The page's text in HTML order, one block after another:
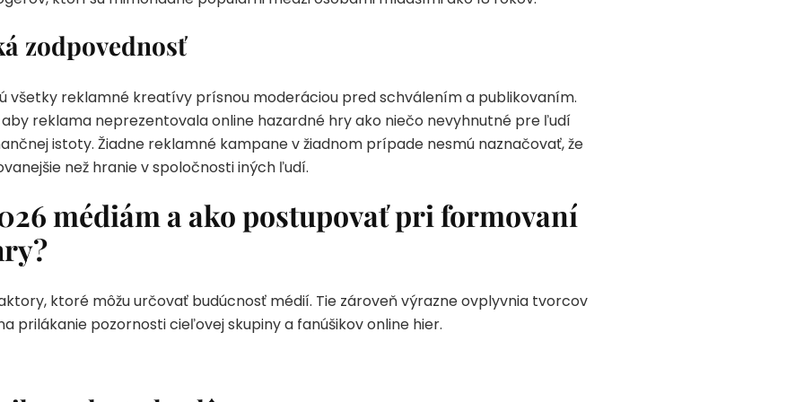
zodpovednosť
všetky reklamné kreatívy prísnou moderáciou pred schválením a publikovaním.
reklama neprezentovala online hazardné hry ako niečo nevyhnutné pre ľudí
istoty. Žiadne reklamné kampane v žiadnom prípade nesmú naznačovať, že
než hranie v spoločnosti iných ľudí.
médiám a ako postupovať pri formovaní
ktoré môžu určovať budúcnosť médií. Tie zároveň výrazne ovplyvnia tvorcov
prilákanie pozornosti cieľovej skupiny a fanúšikov online hier.